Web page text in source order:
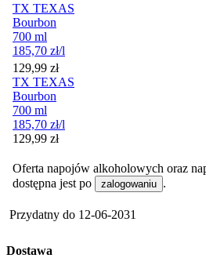
TX TEXAS
Bourbon
700 ml
185,70 zł/l
Cena
129,99 zł
TX TEXAS
Bourbon
700 ml
185,70 zł/l
Cena
129,99 zł
Oferta napojów alkoholowych oraz
dostępna jest po
zalogowaniu .
Przydatny do 12-06-2031
Dostawa